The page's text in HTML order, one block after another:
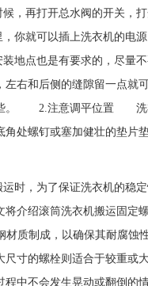
再打开总水阀的开关，打
你就可以插上洗衣机的电
也是有要求的，尽量不
右和后侧的缝隙留一点就
大些。 2.注意调平位置 洗
角处螺钉或塞加健壮的垫
时，为了保证洗衣机的稳
介绍滚筒洗衣机搬运固定
制成，以确保其耐腐蚀性
尺寸的螺栓则适合于较重
中不会发生晃动或翻倒的